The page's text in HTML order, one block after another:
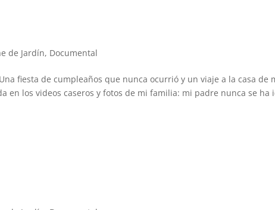
de Jardín, Documental
fiesta de cumpleaños que nunca ocurrió y un viaje a la casa de
en los videos caseros y fotos de mi familia: mi padre nunca se ha